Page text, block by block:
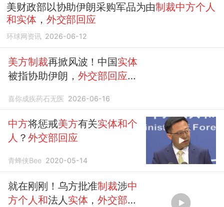
美财政部以协助伊朗采购军品为由制裁中方个人
和实体 ， 外交部回应
环球网资讯 2026-06-12
美方制裁再掀风波！中国实体
被指协助伊朗， 外交部回应坚
喜你成疾药石无医 2026-06-16
中方将惩戒美方有关实体和个
人 ？外交部回应
青蜂侠Bee 2020-05-14
就在刚刚！乌方批准制裁涉中
方个人和法人实体 ，外交部霸